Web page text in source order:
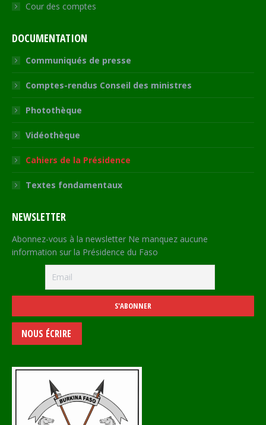
Cour des comptes
DOCUMENTATION
Communiqués de presse
Comptes-rendus Conseil des ministres
Photothèque
Vidéothèque
Cahiers de la Présidence
Textes fondamentaux
NEWSLETTER
Abonnez-vous à la newsletter Ne manquez aucune
information sur la Présidence du Faso
NOUS ÉCRIRE